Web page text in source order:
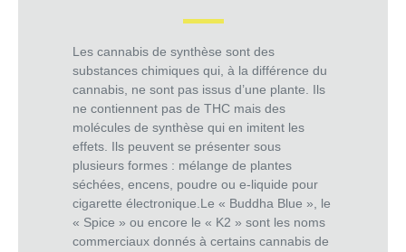
Les cannabis de synthèse sont des
substances chimiques qui, à la différence du
cannabis, ne sont pas issus d’une plante. Ils
ne contiennent pas de THC mais des
molécules de synthèse qui en imitent les
effets. Ils peuvent se présenter sous
plusieurs formes : mélange de plantes
séchées, encens, poudre ou e-liquide pour
cigarette électronique.Le « Buddha Blue », le
« Spice » ou encore le « K2 » sont les noms
commerciaux donnés à certains cannabis de